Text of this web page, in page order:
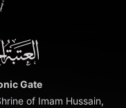
Gate
of Imam Hussain,